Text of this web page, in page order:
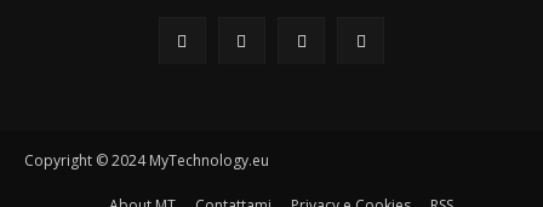
Copyright © 2024 MyTechnology.eu